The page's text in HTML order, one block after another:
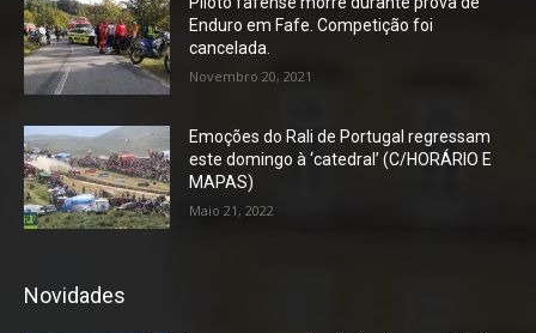
Enduro em Fafe. Competição foi
cancelada.
Novembro 20, 2021
Emoções do Rali de Portugal regressam
este domingo à ‘catedral’ (C/HORÁRIO E
MAPAS)
Maio 21, 2022
Novidades